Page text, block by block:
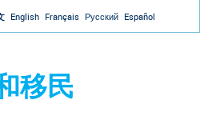
to navigation
English Français Русский Español
移民